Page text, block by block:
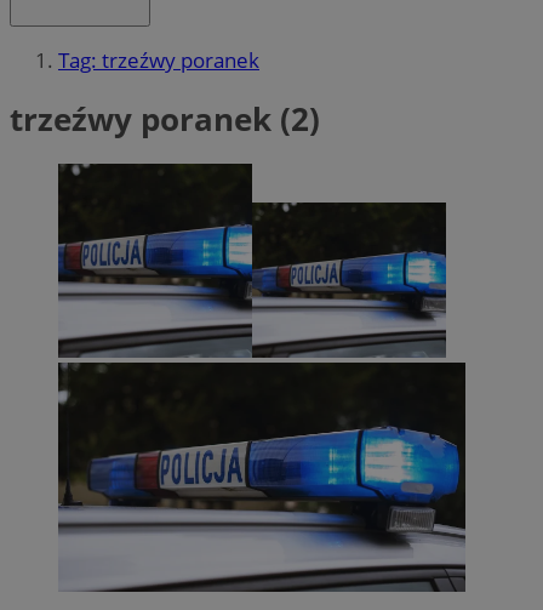
Tag: trzeźwy poranek
trzeźwy poranek (2)